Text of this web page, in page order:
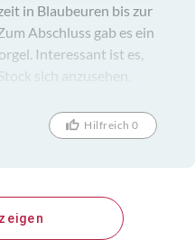
in Blaubeuren bis zur
Abschluss gab es ein
Interessant ist es,
sich anzusehen.
Hilfreich 0